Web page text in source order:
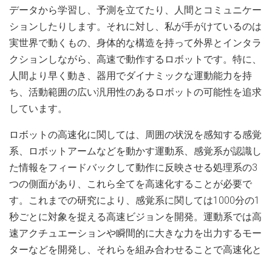
データから学習し、予測を立てたり、人間とコミュニケー
ションしたりします。それに対し、私が手がけているのは
実世界で動くもの、身体的な構造を持って外界とインタラ
クションしながら、高速で動作するロボットです。特に、
人間より早く動き、器用でダイナミックな運動能力を持
ち、活動範囲の広い汎用性のあるロボットの可能性を追求
しています。
ロボットの高速化に関しては、周囲の状況を感知する感覚
系、ロボットアームなどを動かす運動系、感覚系が認識し
た情報をフィードバックして動作に反映させる処理系の3
つの側面があり、これら全てを高速化することが必要で
す。これまでの研究により、感覚系に関しては1000分の1
秒ごとに対象を捉える高速ビジョンを開発。運動系では高
速アクチュエーションや瞬間的に大きな力を出力するモー
ターなどを開発し、それらを組み合わせることで高速化と